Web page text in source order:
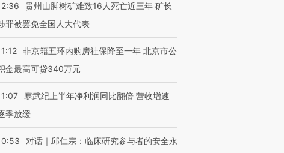
贵州山脚树矿难致16人死亡近三年 矿长
罪被罢免全国人大代表
非京籍五环内购房社保降至一年 北京市公
金最高可贷340万元
寒武纪上半年净利润同比翻倍 营收增速
季放缓
对话｜邱仁宗：临床研究参与者的安全永